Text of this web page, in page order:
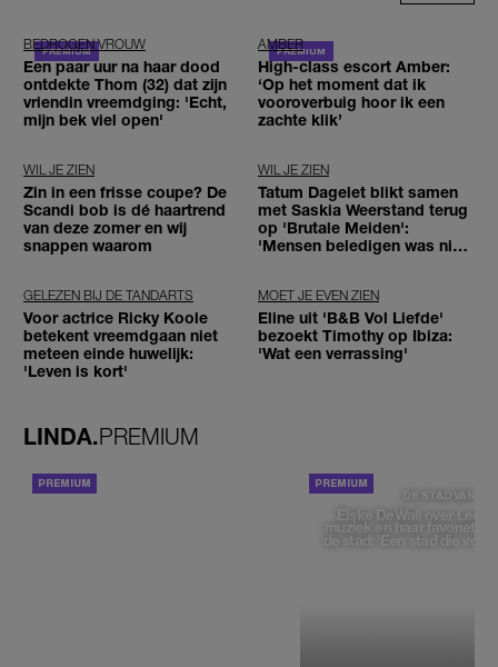
BEDROGEN VROUW
Een paar uur na haar dood
ontdekte Thom (32) dat zijn
vriendin vreemdging: 'Echt,
mijn bek viel open'
AMBER
High-class escort Amber:
‘Op het moment dat ik
vooroverbuig hoor ik een
zachte klik’
WIL JE ZIEN
Zin in een frisse coupe? De
Scandi bob is dé haartrend
van deze zomer en wij
snappen waarom
WIL JE ZIEN
Tatum Dagelet blikt samen
met Saskia Weerstand terug
op 'Brutale Meiden':
'Mensen beledigen was niet
GELEZEN BIJ DE TANDARTS
Voor actrice Ricky Koole
betekent vreemdgaan niet
meteen einde huwelijk:
'Leven is kort'
MOET JE EVEN ZIEN
Eline uit 'B&B Vol Liefde'
bezoekt Timothy op Ibiza:
'Wat een verrassing'
LINDA.PREMIUM
DE STAD VAN
Elske DeWall over
muziek en haar favoriete
de stad: 'Een stad die